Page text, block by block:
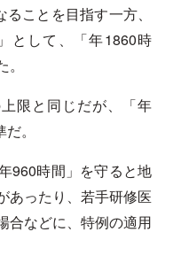
ことを目指す一方、
として、「年1860時
限と同じだが、「年
。
960時間」を守ると地
あったり、若手研修医
合などに、特例の適用